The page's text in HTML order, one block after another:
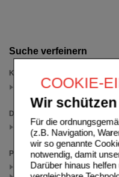
COOKIE-
Wir
Für die
(z.B. Navigation,
wir so genannte
notwendig, damit
Darüber hinaus
Suche verfeinern
Kategorien
Erkältung
Darreichungsform
Brausetabletten
(auswahl entfernen)
Packungsgröße
20 St (2)